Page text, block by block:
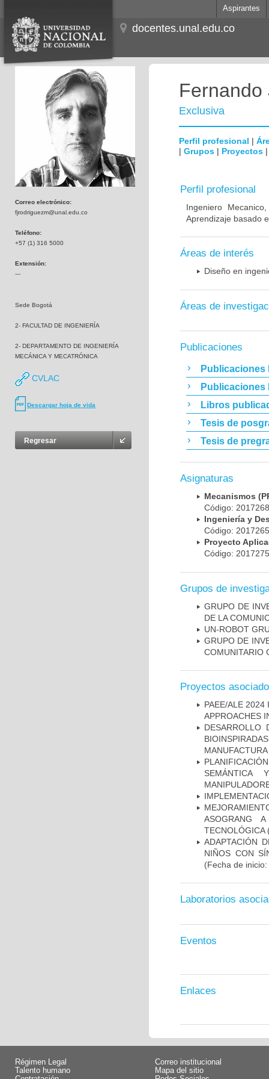
Aspirantes
docentes.unal.edu.co
Correo electrónico:
fjrodriguezm@unal.edu.co
Teléfono:
+57 (1) 316 5000
Extensión:
---
Sede Bogotá
2- FACULTAD DE INGENIERÍA
2- DEPARTAMENTO DE INGENIERÍA
MECÁNICA Y MECATRÓNICA
CVLAC
Descargar hoja de vida
Regresar
Fernando
Exclusiva
Perfil profesional |
| Grupos | Proyectos
Perfil profesional
Ingeniero
Aprendizaje basado
Áreas de interés
Diseño en
Áreas de
Publicaciones
Publicaciones
Publicaciones
Libros
Tesis de
Tesis de
Asignaturas
Mecanismos
Código:
Ingeniería y
Código:
Proyecto
Código:
Grupos de
GRUPO DE
DE LA
UN-ROBOT­
GRUPO DE
COMUNITARIO
Proyectos
PAEE/ALE 2024
APPROACHES
DESARROLLO
SEMÁNTICA
ASOGRANG
TECNOLÓGICA
ADAPTACIÓN
NIÑOS CON
(Fecha de
Laboratorios
Eventos
Enlaces
Régimen Legal
Talento humano
Correo institucional
Mapa del sitio